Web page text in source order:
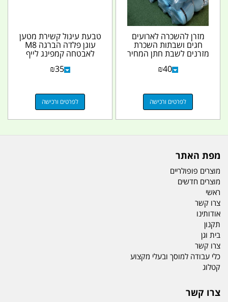
מזרן להשכרה לארועים
חגים ושבתות השכרת
מזרנים לשבת חתן המחיר
כולל מעמ קמפינג לייף
₪40
לפרטים ורכישה
טבעת עיגול קשירת מטען
עוגן פלדה הברגה M8
לאבטחה קמפינג לייף
₪35
לפרטים ורכישה
מפת האתר
מוצרים פופולריים
מוצרים חדשים
ראשי
צרו קשר
אודותינו
תקנון
בית וגן
צרו קשר
כלי עבודה למוסך ובעלי מקצוע
קטלוג
צרו קשר